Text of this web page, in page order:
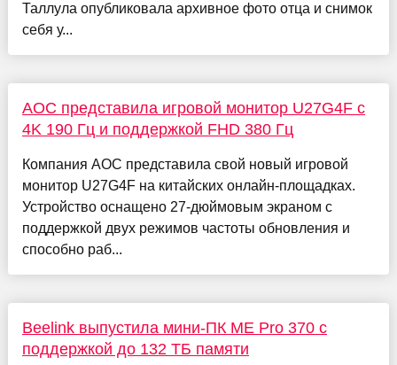
Таллула опубликовала архивное фото отца и снимок
себя у...
AOC представила игровой монитор U27G4F с
4K 190 Гц и поддержкой FHD 380 Гц
Компания AOC представила свой новый игровой
монитор U27G4F на китайских онлайн-площадках.
Устройство оснащено 27-дюймовым экраном с
поддержкой двух режимов частоты обновления и
способно раб...
Beelink выпустила мини-ПК ME Pro 370 с
поддержкой до 132 ТБ памяти